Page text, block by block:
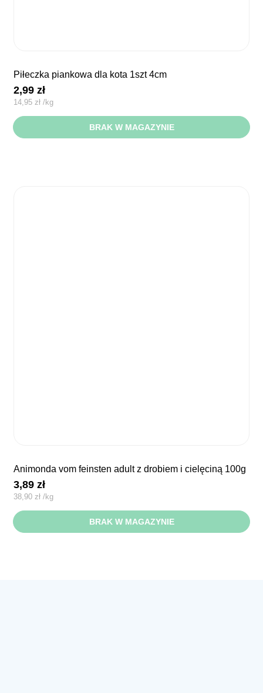
piłeczka piankowa dla kota 1szt 4cm
2,99zł
14,95zł /kg
BRAK W MAGAZYNIE
animonda vom feinsten adult z drobiem i cielęciną 100g
3,89zł
38,90zł /kg
BRAK W MAGAZYNIE